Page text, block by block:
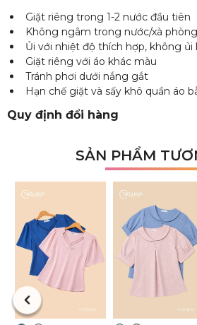
Giặt riêng trong 1-2 nước đầu tiên
Không ngâm trong nước/xà
Ủi với nhiệt độ thích hợp, không
Giặt riêng với áo khác màu
Tránh phơi dưới nắng gắt
Hạn chế giặt và sấy khô quần áo
Quy định đổi hàng
SẢN PHẨM